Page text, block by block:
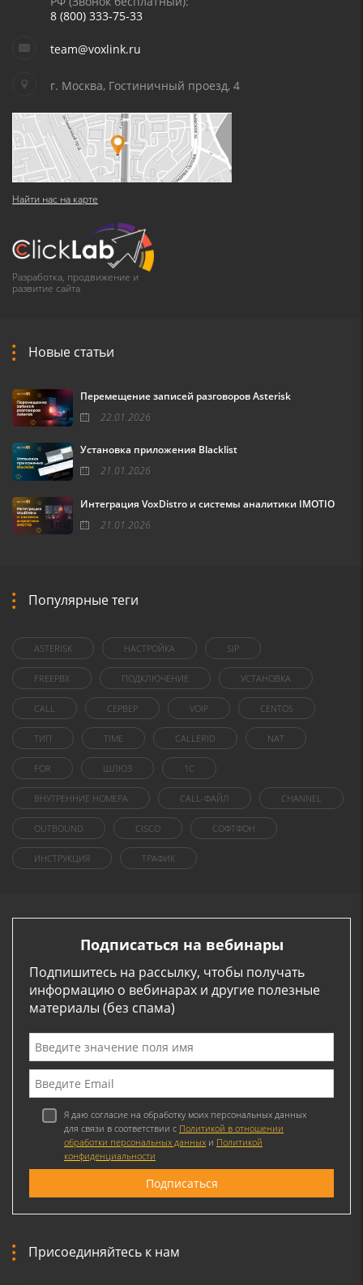
8 (800) 333-75-33
team@voxlink.ru
г. Москва, Гостиничный проезд, 4
Найти нас на карте
Разработка, продвижение и
развитие сайта
Новые статьи
Перемещение записей разговоров Asterisk
22.01.2026
Установка приложения Blacklist
21.01.2026
Интеграция VoxDistro и системы аналитики IMOTIO
21.01.2026
Популярные теги
ASTERISK НАСТРОЙКА SIP
FREEPBX ПОДКЛЮЧЕНИЕ УСТАНОВКА
CALL СЕРВЕР VOIP CENTOS
ТИП TIME CALLERID NAT
FOR ШЛЮЗ 1C
ВНУТРЕННИЕ НОМЕРА CALL-ФАЙЛ CHANNEL
OUTBOUND CISCO СОФТФОН
ИНСТРУКЦИЯ ТРАФИК
Подписаться на вебинары
Подпишитесь на рассылку, чтобы получать
информацию о вебинарах и другие полезные
материалы (без спама)
Я даю согласие на обработку моих персональных данных
для связи в соответствии с Политикой в отношении
обработки персональных данных и Политикой
конфиденциальности
Присоединяйтесь к нам